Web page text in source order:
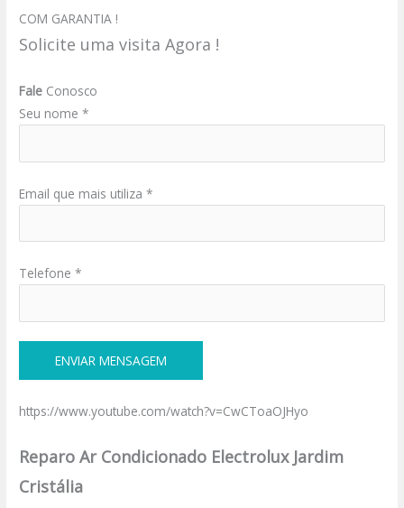
COM GARANTIA !
Solicite uma visita Agora !
Fale Conosco
Seu nome *
Email que mais utiliza *
Telefone *
https://www.youtube.com/watch?v=CwCToaOJHyo
Reparo Ar Condicionado Electrolux Jardim
Cristália